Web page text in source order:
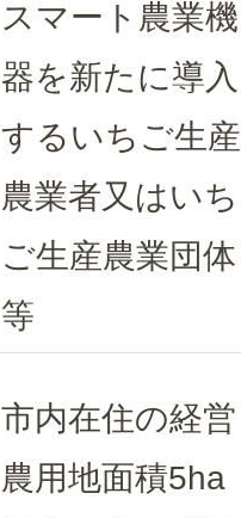
スマート農業機
器を新たに導入
するいちご生産
農業者又はいち
ご生産農業団体
等
市内在住の経営
農用地面積5ha